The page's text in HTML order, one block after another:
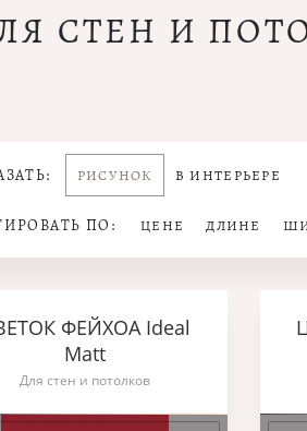
СТЕН И
РИСУНОК В ИНТЕРЬЕРЕ
ПО: ЦЕНЕ ДЛИНЕ
ФЕЙХОА Ideal
Matt
Для стен и потолков